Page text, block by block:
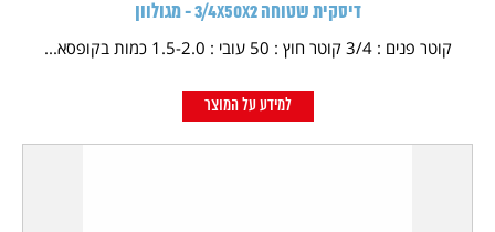
דיסקית שטוחה 3/4X50X2 - מגולוון
קוטר פנים : 3/4 קוטר חוץ : 50 עובי : 1.5-2.0 כמות בקופסא...
למידע על המוצר